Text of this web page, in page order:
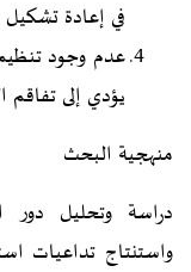
في إعادة
عدم وجود تنظيم
يؤدي إلى تفاقم
منهجية البحث
دراسة وتحليل دور
واستنتاج تداعيات